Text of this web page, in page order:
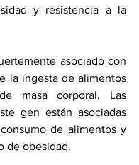
y resistencia a la
asociado con
la ingesta de alimentos
masa corporal. Las
gen están asociadas
de alimentos y
de obesidad.